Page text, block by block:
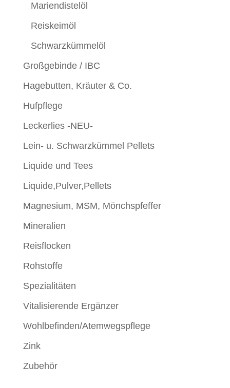
Mariendistelöl
Reiskeimöl
Schwarzkümmelöl
Großgebinde / IBC
Hagebutten, Kräuter & Co.
Hufpflege
Leckerlies -NEU-
Lein- u. Schwarzkümmel Pellets
Liquide und Tees
Liquide,Pulver,Pellets
Magnesium, MSM, Mönchspfeffer
Mineralien
Reisflocken
Rohstoffe
Spezialitäten
Vitalisierende Ergänzer
Wohlbefinden/Atemwegspflege
Zink
Zubehör